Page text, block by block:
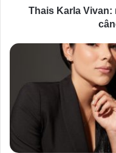
Thais Karla Vivan: